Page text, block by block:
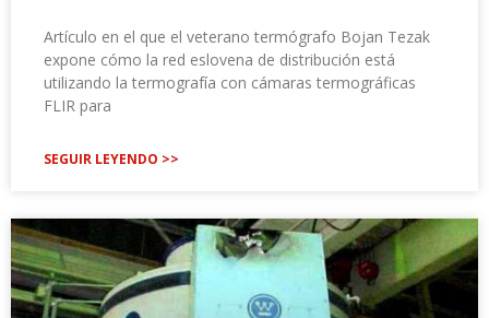
Artículo en el que el veterano termógrafo Bojan Tezak
expone cómo la red eslovena de distribución está
utilizando la termografía con cámaras termográficas
FLIR para
SEGUIR LEYENDO >>